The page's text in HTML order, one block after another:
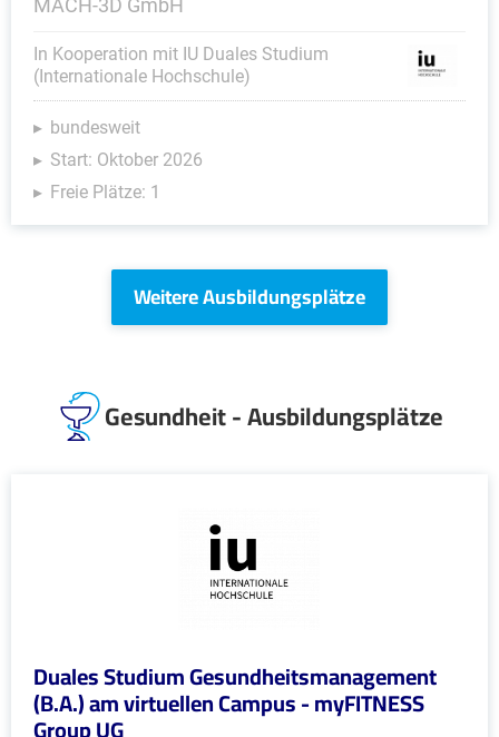
MACH-3D GmbH
In Kooperation mit IU Duales Studium
(Internationale Hochschule)
bundesweit
Start: Oktober 2026
Freie Plätze: 1
Weitere Ausbildungsplätze
Gesundheit - Ausbildungsplätze
Duales Studium Gesundheitsmanagement
(B.A.) am virtuellen Campus - myFITNESS